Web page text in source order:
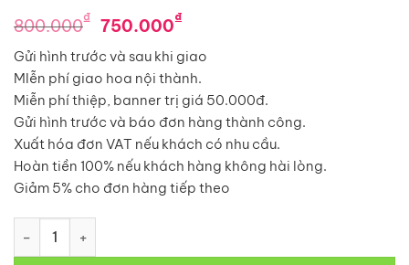
800.000₫ Giá
gốc
là:
800.000₫.
750.000₫Giá
hiện
tại
là:
750.000₫.
Gửi hình trước và sau khi giao
MIễn phí giao hoa nội thành.
Miễn phí thiệp, banner trị giá 50.000đ.
Gửi hình trước và báo đơn hàng thành công.
Xuất hóa đơn VAT nếu khách có nhu cầu.
Hoàn tiền 100% nếu khách hàng không hài lòng.
Giảm 5% cho đơn hàng tiếp theo
Hoa Baby-B3 số lượng